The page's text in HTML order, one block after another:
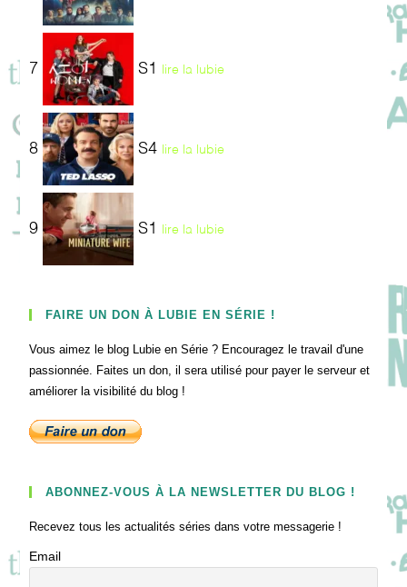
7 S1 lire la lubie
8 S4 lire la lubie
9 S1 lire la lubie
FAIRE UN DON À LUBIE EN SÉRIE !
Vous aimez le blog Lubie en Série ? Encouragez le travail d'une
passionnée. Faites un don, il sera utilisé pour payer le serveur et
améliorer la visibilité du blog !
ABONNEZ-VOUS À LA NEWSLETTER DU BLOG !
Recevez tous les actualités séries dans votre messagerie !
Email